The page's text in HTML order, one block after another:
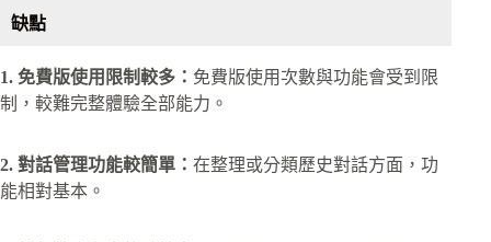
缺點
1. 免費版使用限制較多： 免費版使用次數與功能會受到限
制，較難完整體驗全部能力。
2. 對話管理功能較簡單： 在整理或分類歷史對話方面，功
能相對基本。